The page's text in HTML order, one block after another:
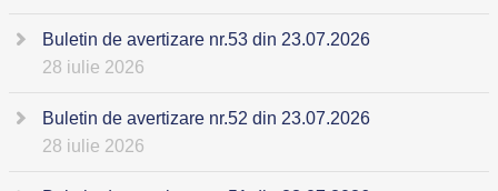
Buletin de avertizare nr.53 din 23.07.2026
28 iulie 2026
Buletin de avertizare nr.52 din 23.07.2026
28 iulie 2026